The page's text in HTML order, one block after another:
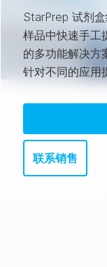
StarPrep 试剂
样品中快速手工
的多功能解决方
针对不同的应用
联系销售